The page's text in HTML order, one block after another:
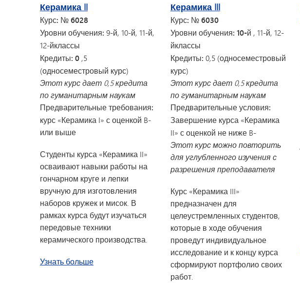
Керамика II
Курс: № 6028
Уровни обучения: 9-й, 10-й, 11-й,
12-йклассы
Кредиты: 0 ,5
(односеместровый курс)
Этот курс дает 0,5 кредита
по гуманитарным наукам
Предварительные требования:
курс «Керамика I» с оценкой B-
или выше
Студенты курса «Керамика II»
осваивают навыки работы на
гончарном круге и лепки
вручную для изготовления
наборов кружек и мисок. В
рамках курса будут изучаться
передовые техники
керамического производства.
Узнать большео курсе «Керамика II»
Керамика III
Курс: № 6030
Уровни обучения: 10-й , 11-й, 12-
йклассы
Кредиты: 0,5 (односеместровый
курс)
Этот курс дает 0,5 кредита
по гуманитарным наукам
Предварительные условия:
Завершение курса «Керамика
II» с оценкой не ниже B-
Этот курс можно повторить
для углубленного изучения с
разрешения преподавателя
Курс «Керамика III»
предназначен для
целеустремленных студентов,
которые в ходе обучения
проведут индивидуальное
исследование и к концу курса
сформируют портфолио своих
работ.